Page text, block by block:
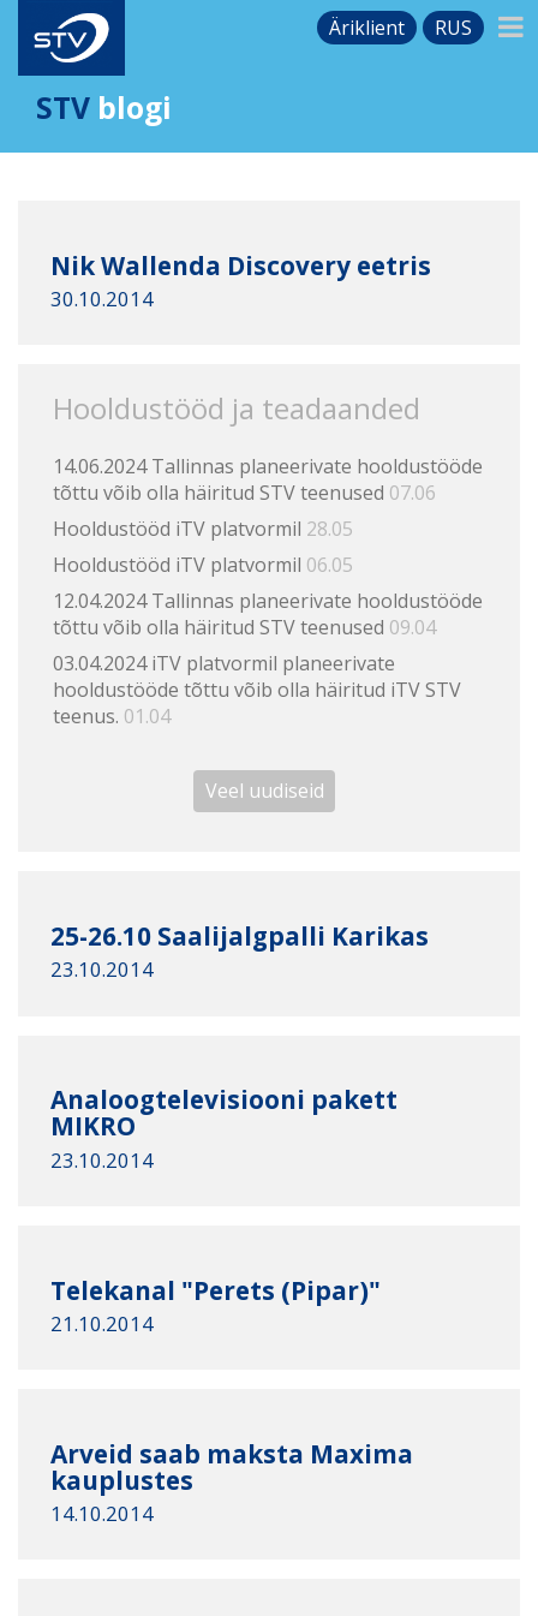
Äriklient RUS
STV blogi
Nik Wallenda Discovery eetris
30.10.2014
Hooldustööd ja teadaanded
14.06.2024 Tallinnas planeerivate hooldustööde
tõttu võib olla häiritud STV teenused 07.06
Hooldustööd iTV platvormil 28.05
Hooldustööd iTV platvormil 06.05
12.04.2024 Tallinnas planeerivate hooldustööde
tõttu võib olla häiritud STV teenused 09.04
03.04.2024 iTV platvormil planeerivate
hooldustööde tõttu võib olla häiritud iTV STV
teenus. 01.04
Veel uudiseid
25-26.10 Saalijalgpalli Karikas
23.10.2014
Analoogtelevisiooni pakett
MIKRO
23.10.2014
Telekanal "Perets (Pipar)"
21.10.2014
Arveid saab maksta Maxima
kauplustes
14.10.2014